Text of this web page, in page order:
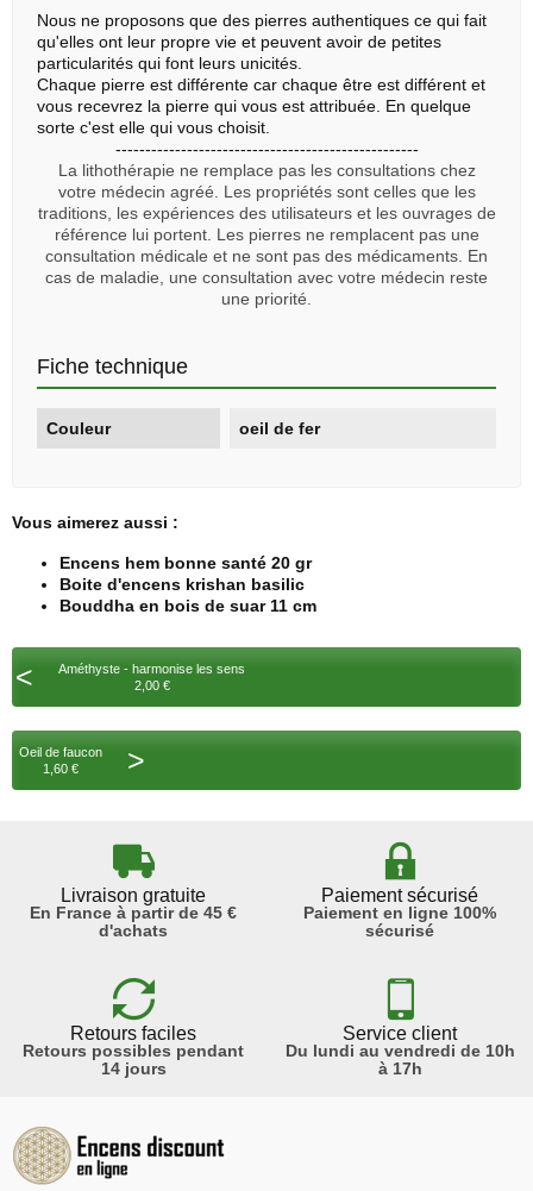
Nous ne proposons que des pierres authentiques ce qui fait
qu'elles ont leur propre vie et peuvent avoir de petites
particularités qui font leurs unicités.
Chaque pierre est différente car chaque être est différent et
vous recevrez la pierre qui vous est attribuée. En quelque
sorte c'est elle qui vous choisit.
---------------------------------------------------
La lithothérapie ne remplace pas les consultations chez
votre médecin agréé. Les propriétés sont celles que les
traditions, les expériences des utilisateurs et les ouvrages de
référence lui portent. Les pierres ne remplacent pas une
consultation médicale et ne sont pas des médicaments. En
cas de maladie, une consultation avec votre médecin reste
une priorité.
Fiche technique
Couleur oeil de fer
Vous aimerez aussi :
Encens hem bonne santé 20 gr
Boite d'encens krishan basilic
Bouddha en bois de suar 11 cm
<
Améthyste - harmonise les sens
2,00 €
Oeil de faucon
1,60 €
>
Livraison gratuite
En France à partir de 45 €
d'achats
Paiement sécurisé
Paiement en ligne 100%
sécurisé
Retours faciles
Retours possibles pendant
14 jours
Service client
Du lundi au vendredi de 10h
à 17h